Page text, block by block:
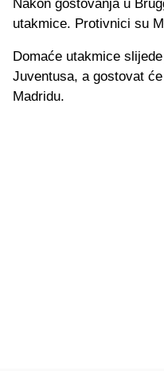
Nakon gostovanja u
utakmice. Protivnici su
Domaće utakmice
Juventusa, a gostovat
Madridu.